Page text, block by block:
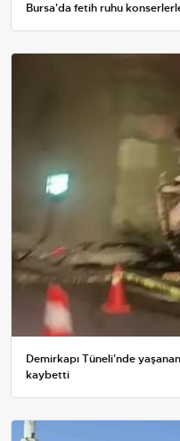
Bursa'da fetih ruhu
Demirkapı Tüneli'nde
kaybetti